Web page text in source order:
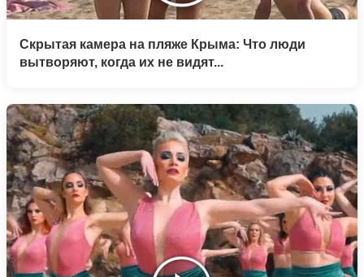
Скрытая камера на пляже Крыма: Что люди
вытворяют, когда их не видят...